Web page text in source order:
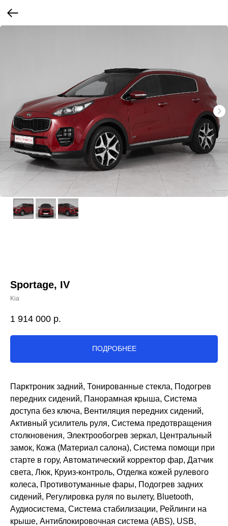
Sportage, IV
Kia
1 914 000 р.
ПОДРОБНЕЕ
Парктроник задний, Тонированные стекла, Подогрев
передних сидений, Панорамная крыша, Система
доступа без ключа, Вентиляция передних сидений,
Активный усилитель руля, Система предотвращения
столкновения, Электрообогрев зеркал, Центральный
замок, Кожа (Материал салона), Система помощи при
старте в гору, Автоматический корректор фар, Датчик
света, Люк, Круиз-контроль, Отделка кожей рулевого
колеса, Противотуманные фары, Подогрев задних
сидений, Регулировка руля по вылету, Bluetooth,
Аудиосистема, Система стабилизации, Рейлинги на
крыше, Антиблокировочная система (ABS), USB,